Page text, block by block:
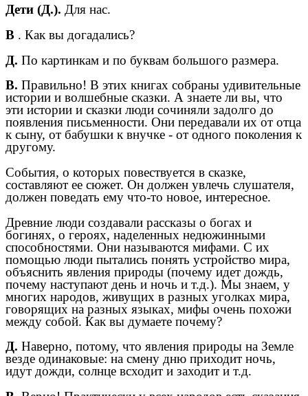
Дети (Д.). Для нас.
В . Как вы догадались?
Д. По картинкам и по буквам большого размера.
В. Правильно! В этих книгах собраны удивительные
истории и волшебные сказки. А знаете ли вы, что
эти истории и сказки люди сочиняли задолго до
появления письменности. Они передавали их от отца
к сыну, от бабушки к внучке - от одного поколения к
другому.
События, о которых повествуется в сказке,
составляют ее сюжет. Он должен увлечь слушателя,
должен поведать ему что-то новое, интересное.
Древние люди создавали рассказы о богах и
богинях, о героях, наделенных недюжинными
способностями. Они называются мифами. С их
помощью люди пытались понять устройство мира,
объяснить явления природы (почему идет дождь,
почему наступают день и ночь и т.д.). Мы знаем, у
многих народов, живущих в разных уголках мира,
говорящих на разных языках, мифы очень похожи
между собой. Как вы думаете почему?
Д. Наверно, потому, что явления природы на Земле
везде одинаковые: на смену дню приходит ночь,
идут дожди, солнце всходит и заходит и т.д.